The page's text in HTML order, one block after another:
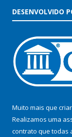
DESENVOLVIDO
Muito mais que
Realizamos uma
contrato que todas